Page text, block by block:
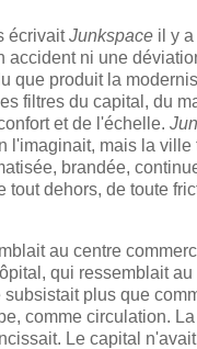
écrivaitJunkspace il y a
accident ni une
que produit la
filtres du capital, du
et de l'échelle.
l'imaginait, mais la
brandée,
tout dehors, de toute
au centre
qui ressemblait
subsistait plus que
comme circulation.
Le capital